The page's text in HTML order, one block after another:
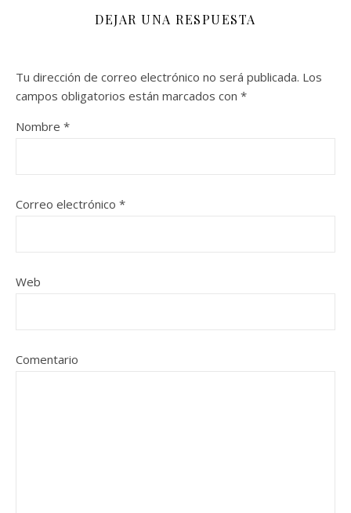
DEJAR UNA RESPUESTA
Tu dirección de correo electrónico no será publicada. Los
campos obligatorios están marcados con *
Nombre *
Correo electrónico *
Web
Comentario